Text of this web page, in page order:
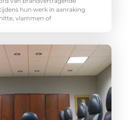
hun werk in aanraking
vlammen of